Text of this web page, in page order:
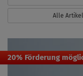
Alle Artikel
20% Förderung